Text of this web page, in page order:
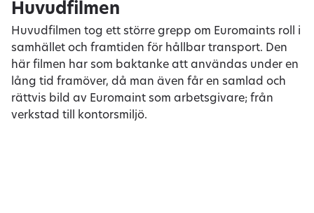
Huvudfilmen
Huvudfilmen tog ett större grepp om Euromaints roll i
samhället och framtiden för hållbar transport. Den
här filmen har som baktanke att användas under en
lång tid framöver, då man även får en samlad och
rättvis bild av Euromaint som arbetsgivare; från
verkstad till kontorsmiljö.